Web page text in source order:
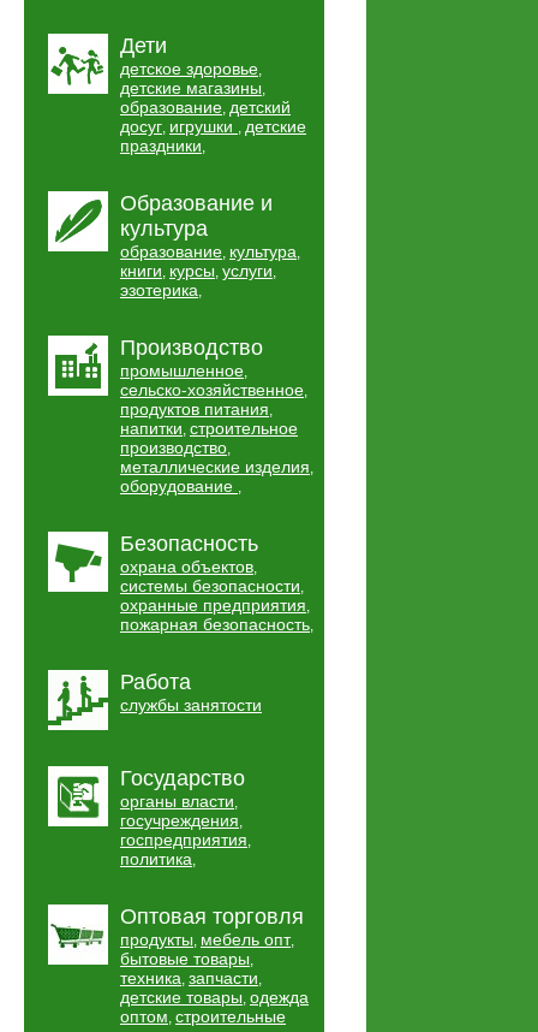
Дети
детское здоровье,
детские магазины,
образование, детский
досуг, игрушки , детские
праздники,
Образование и
культура
образование, культура,
книги, курсы, услуги,
эзотерика,
Производство
промышленное,
сельско-хозяйственное,
продуктов питания,
напитки, строительное
производство,
металлические изделия,
оборудование ,
Безопасность
охрана объектов,
системы безопасности,
охранные предприятия,
пожарная безопасность,
Работа
службы занятости
Государство
органы власти,
госучреждения,
госпредприятия,
политика,
Оптовая торговля
продукты, мебель опт,
бытовые товары,
техника, запчасти,
детские товары, одежда
оптом, строительные